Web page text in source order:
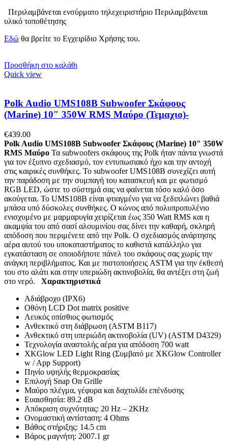
Περιλαμβάνεται ενσύρματο τηλεχειριστήριο Περιλαμβάνεται
υλικό τοποθέτησης
Εδώ θα βρείτε το Εγχειρίδιο Χρήσης του.
Προσθήκη στο καλάθι
Quick view
Polk Audio UMS108B Subwoofer Σκάφους
(Marine) 10″ 350W RMS Μαύρο (Τεμαχιο)-
€439.00
Polk Audio UMS108B Subwoofer Σκάφους (Marine) 10″ 350W
RMS Μαύρο Τα subwoofers σκάφους της Polk ήταν πάντα γνωστά
για τον έξυπνο σχεδιασμό, τον εντυπωσιακό ήχο και την αντοχή
στις καιρικές συνθήκες. Το subwoofer UMS108B συνεχίζει αυτή
την παράδοση με την συμπαγή του κατασκευή και με φωτισμό
RGB LED, ώστε το σύστημά σας να φαίνεται τόσο καλό όσο
ακούγεται. Το UMS108B είναι φτιαγμένο για να ξεδιπλώνει βαθιά
μπάσα υπό δύσκολες συνθήκες. Ο κώνος από πολυπροπυλένιο
ενισχυμένο με μαρμαρυγία χειρίζεται έως 350 Watt RMS και η
ακαμψία του από σασί αλουμινίου σας δίνει την καθαρή, σκληρή
απόδοση που περιμένετε από την Polk. Ο σχεδιασμός ανάρτησης
αέρα αυτού του υποκαταστήματος το καθιστά κατάλληλο για
εγκατάσταση σε οποιοδήποτε πάνελ του σκάφους σας χωρίς την
ανάγκη περιβλήματος. Και με πιστοποιήσεις ASTM για την έκθεσή
του στο αλάτι και στην υπεριώδη ακτινοβολία, θα αντέξει στη ζωή
στο νερό. Χαρακτηριστικά
Αδιάβροχο (IPX6)
Οθόνη LCD Dot matrix positive
Λευκός οπίσθιος φωτισμός
Ανθεκτικό στη διάβρωση (ASTM B117)
Ανθεκτικό στη υπεριώδη ακτινοβολία (UV) (ASTM D4329)
Τεχνολογία αναστολής αέρα για απόδοση 700 watt
XKGlow LED Light Ring (Συμβατό με XKGlow Controller
w / App Support)
Πηνίο υψηλής θερμοκρασίας
Επιλογή Snap On Grille
Μαύρο πλέγμα, γέφυρα και δαχτυλίδι επένδυσης
Ευαισθησία: 89.2 dB
Απόκριση συχνότητας: 20 Hz – 2KHz
Ονομαστική αντίσταση: 4 Ohms
Βάθος στήριξης: 14.5 cm
Βάρος μαγνήτη: 2007.1 gr